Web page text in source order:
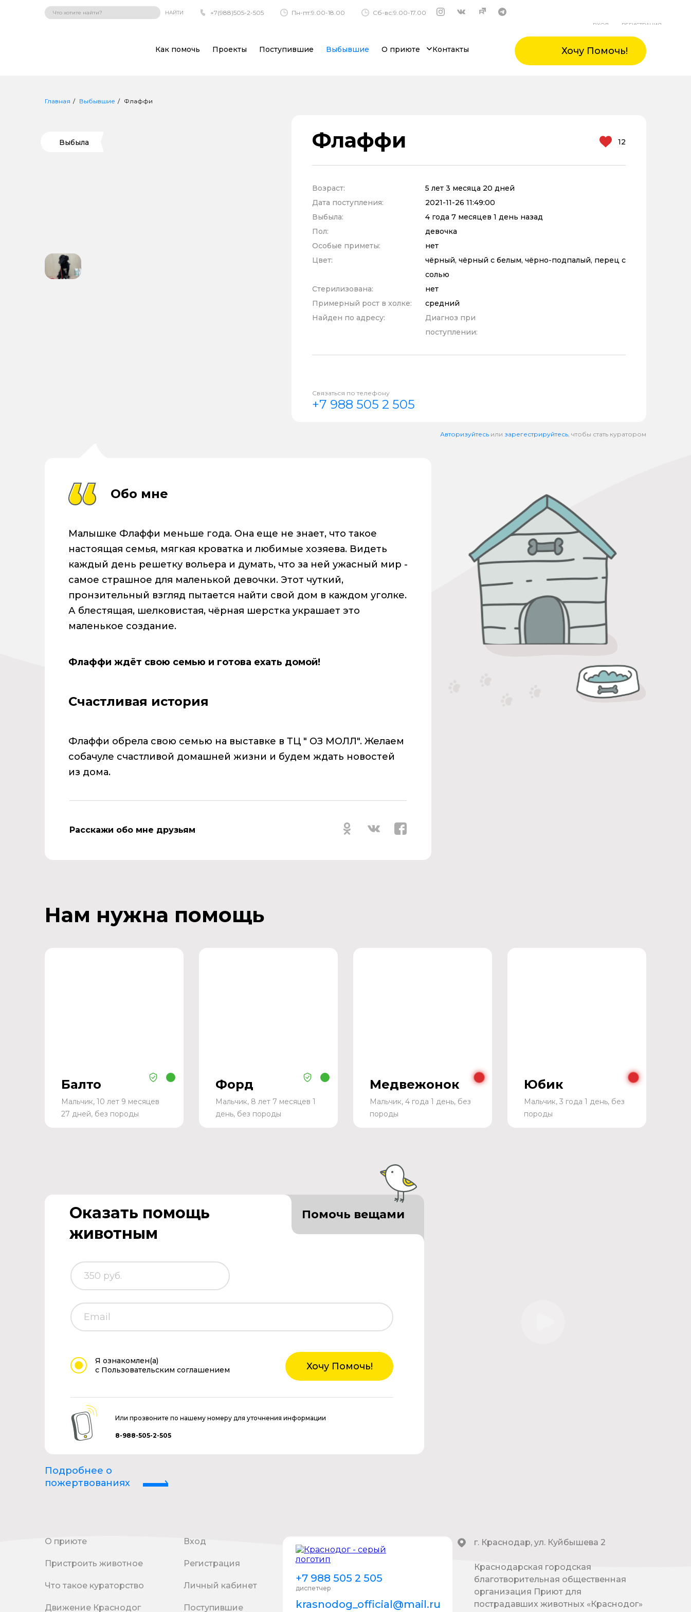
НАЙТИ +7(988)505-2-505 Пн-пт:9.00-18.00 Сб-вс:9.00-17.00
ВХОД РЕГИСТРАЦИЯ
Как помочь Проекты Поступившие Выбывшие О приюте Контакты Хочу Помочь!
Главная Выбывшие Флаффи
Выбыла Флаффи 12
Возраст:
5 лет 3 месяца 20 дней
Дата поступления:
2021-11-26 11:49:00
Выбыла:
4 года 7 месяцев 1 день назад
Пол:
девочка
Особые приметы:
нет
Цвет:
чёрный, чёрный с белым, чёрно-подпалый, перец с
солью
Стерилизована:
нет
Примерный рост в холке:
средний
Найден по адресу:
Диагноз при
поступлении:
Связаться по телефону
+7 988 505 2 505
Авторизуйтесь или зарегестрируйтесь, чтобы стать куратором
Обо мне
Малышке Флаффи меньше года. Она еще не знает, что такое
настоящая семья, мягкая кроватка и любимые хозяева. Видеть
каждый день решетку вольера и думать, что за ней ужасный мир -
самое страшное для маленькой девочки. Этот чуткий,
пронзительный взгляд пытается найти свой дом в каждом уголке.
А блестящая, шелковистая, чёрная шерстка украшает это
маленькое создание.
Флаффи ждёт свою семью и готова ехать домой!
Счастливая история
Флаффи обрела свою семью на выставке в ТЦ " ОЗ МОЛЛ". Желаем
собачуле счастливой домашней жизни и будем ждать новостей
из дома.
Расскажи обо мне друзьям
Нам нужна помощь
Балто
Мальчик, 10 лет 9 месяцев
27 дней, без породы
Форд
Мальчик, 8 лет 7 месяцев 1
день, без породы
Медвежонок
Мальчик, 4 года 1 день, без
породы
Юбик
Мальчик, 3 года 1 день, без
породы
Оказать помощь
животным
Помочь вещами
Я ознакомлен(а)
с Пользовательским соглашением
Хочу Помочь!
Или прозвоните по нашему номеру для уточнения информации
8-988-505-2-505
Подробнее о
пожертвованиях
О приюте
Пристроить животное
Что такое кураторство
Движение Краснодог
Вход
Регистрация
Личный кабинет
Поступившие
+7 988 505 2 505
диспетчер
krasnodog_official@mail.ru
г. Краснодар, ул. Куйбышева 2
Краснодарская городская
благотворительная общественная
организация Приют для
пострадавших животных «Краснодог»